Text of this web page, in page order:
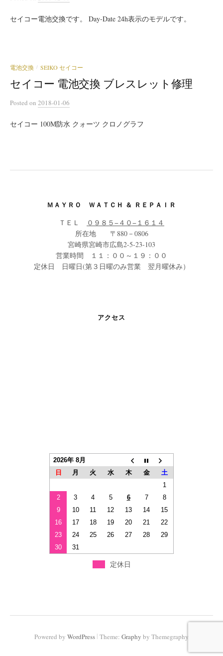
セイコー電池交換です。 Day-Date 24h表示のモデルです。
電池交換 / SEIKO セイコー
セイコー 電池交換 ブレスレット修理
Posted on 2018-01-06
セイコー 100M防水 クォーツ クロノグラフ
ＭＡＹＲＯ ＷＡＴＣＨ ＆ ＲＥＰＡＩＲ
ＴＥＬ
０９８５−４０−１６１４
所在地 〒880－0806
宮崎県宮崎市広島2-5-23-103
営業時間 １１：００～１９：００
定休日 日曜日(第３日曜のみ営業 翌月曜休み）
アクセス
2026年 8月
日
月 火 水 木 金
土
1
2
3 4 5 6 7
8
9
10 11 12 13 14
15
16
17 18 19 20 21
22
23
24 25 26 27 28
29
30
31
定休日
Powered by WordPress | Theme: Graphy by Themegraphy